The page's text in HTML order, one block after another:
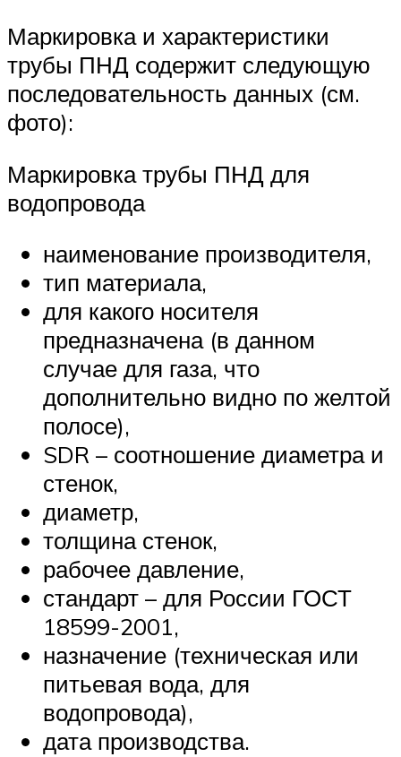
Маркировка и характеристики
трубы ПНД содержит следующую
последовательность данных (см.
фото):
Маркировка трубы ПНД для
водопровода
наименование производителя,
тип материала,
для какого носителя
предназначена (в данном
случае для газа, что
дополнительно видно по желтой
полосе),
SDR – соотношение диаметра и
стенок,
диаметр,
толщина стенок,
рабочее давление,
стандарт – для России ГОСТ
18599-2001,
назначение (техническая или
питьевая вода, для
водопровода),
дата производства.